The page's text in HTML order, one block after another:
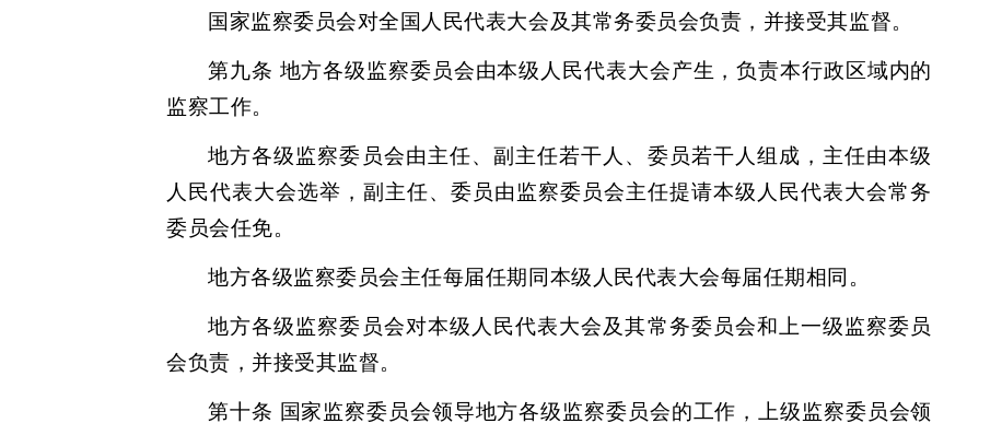
国家监察委员会对全国人民代表大会及其常务委员会负责，并接受其监督。
第九条 地方各级监察委员会由本级人民代表大会产生，负责本行政区域内的
监察工作。
地方各级监察委员会由主任、副主任若干人、委员若干人组成，主任由本级
人民代表大会选举，副主任、委员由监察委员会主任提请本级人民代表大会常务
委员会任免。
地方各级监察委员会主任每届任期同本级人民代表大会每届任期相同。
地方各级监察委员会对本级人民代表大会及其常务委员会和上一级监察委员
会负责，并接受其监督。
第十条 国家监察委员会领导地方各级监察委员会的工作，上级监察委员会领